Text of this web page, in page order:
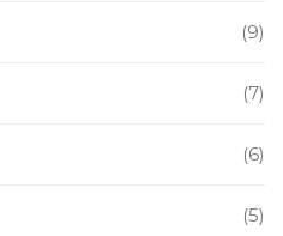
(9)
(7)
(6)
(5)